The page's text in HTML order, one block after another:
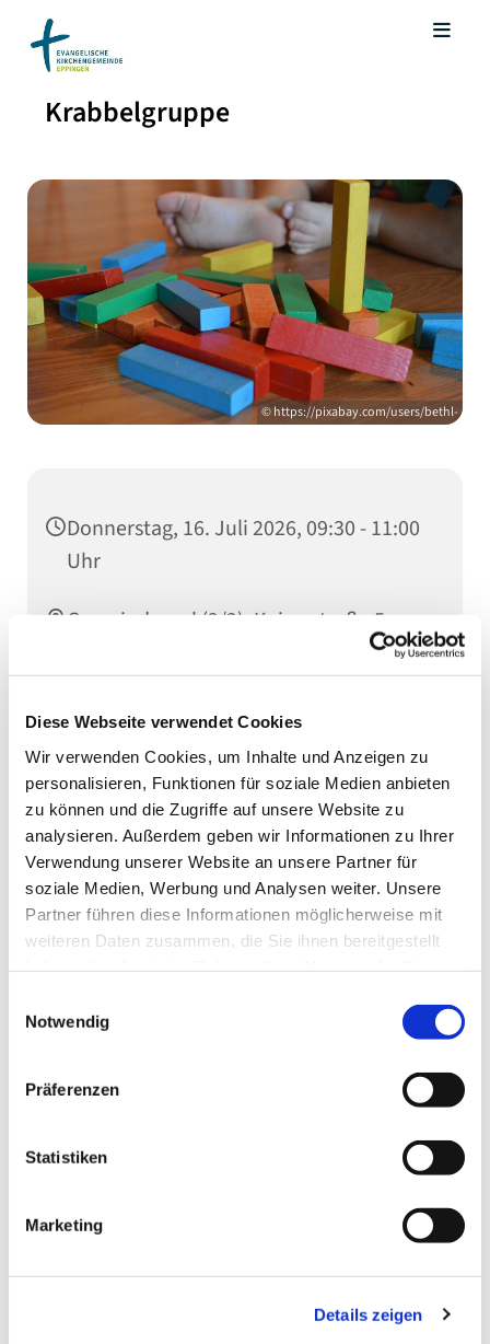
Diese Webseite verwendet Cookies
Wir verwenden Cookies, um Inhalte und Anzeigen zu
personalisieren, Funktionen für soziale Medien anbieten
zu können und die Zugriffe auf unsere Website zu
analysieren. Außerdem geben wir Informationen zu Ihrer
Verwendung unserer Website an unsere Partner für
soziale Medien, Werbung und Analysen weiter. Unsere
Partner führen diese Informationen möglicherweise mit
weiteren Daten zusammen, die Sie ihnen bereitgestellt
Notwendig
Präferenzen
Statistiken
Marketing
Details zeigen
Krabbelgruppe
© https://pixabay.com/users/bethl-
Donnerstag, 16. Juli 2026, 09:30 - 11:00
Uhr
Gemeindesaal (2/2), Kaiserstraße 5,
Weitere Infos erhalten Sie bei unserer
Familienreferentin Tabea Lunghamer